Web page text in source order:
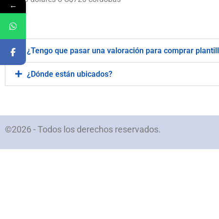
¿Tengo que pasar una valoración para comprar
¿Dónde están ubicados?
©2026 - Todos los derechos reservados.
←